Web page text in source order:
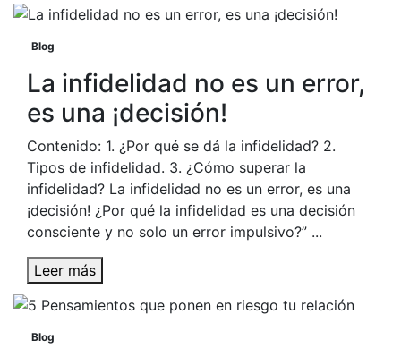
Blog
La infidelidad no es un error,
es una ¡decisión!
Contenido: 1. ¿Por qué se dá la infidelidad? 2.
Tipos de infidelidad. 3. ¿Cómo superar la
infidelidad? La infidelidad no es un error, es una
¡decisión! ¿Por qué la infidelidad es una decisión
consciente y no solo un error impulsivo?” ...
Leer más
Blog